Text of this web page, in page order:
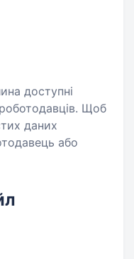
доступні
Щоб
даних
або